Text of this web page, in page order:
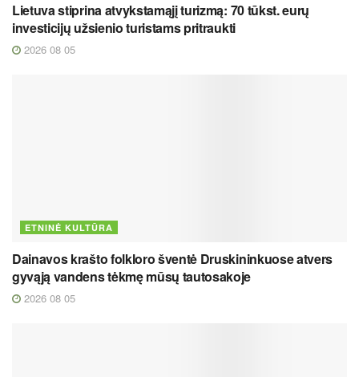
Lietuva stiprina atvykstamąjį turizmą: 70 tūkst. eurų
investicijų užsienio turistams pritraukti
2026 08 05
ETNINĖ KULTŪRA
Dainavos krašto folkloro šventė Druskininkuose atvers
gyvąją vandens tėkmę mūsų tautosakoje
2026 08 05